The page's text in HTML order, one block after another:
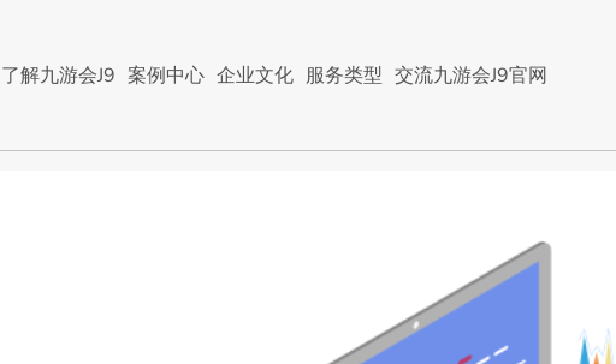
了解九游会J9 案例中心 企业文化 服务类型 交流九游会J9官网